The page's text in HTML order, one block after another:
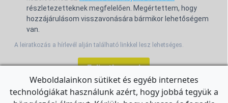
részletezetteknek megfelelően. Megértettem, hogy
hozzájárulásom visszavonására bármikor lehetőségem
van.
A leiratkozás a hírlevél alján található linkkel lesz lehetséges.
Feliratkozom!
Weboldalainkon sütiket és egyéb internetes
technológiákat használunk azért, hogy jobbá tegyük a